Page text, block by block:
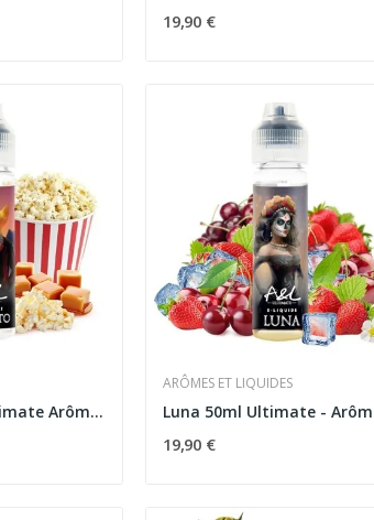
19,90 €
Nagato 50ml Ultimate Arômes et Liquides
ARÔMES ET LIQUIDES
19,90 €